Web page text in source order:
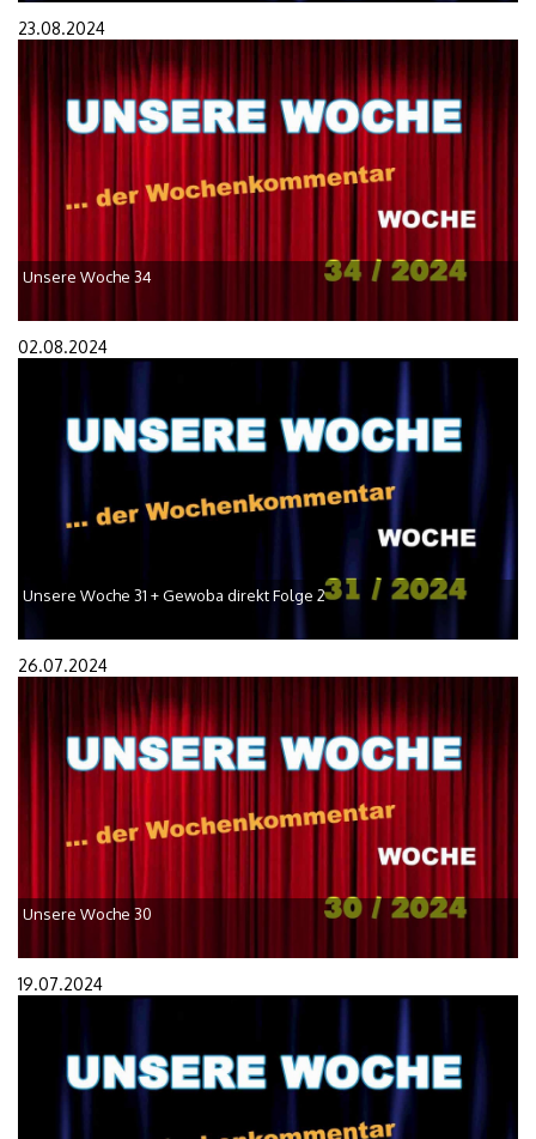
23.08.2024
Unsere Woche 34
02.08.2024
Unsere Woche 31 + Gewoba direkt Folge 2
26.07.2024
Unsere Woche 30
19.07.2024